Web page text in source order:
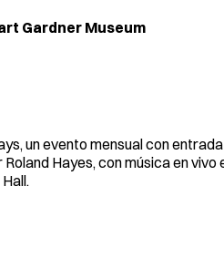
Gardner Museum
un evento mensual con
Hayes, con música en